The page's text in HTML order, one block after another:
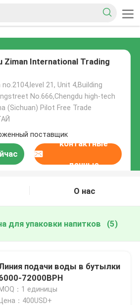
Ziman International Trading
no.2104,level 21, Unit 4,Building
No.666,Chengdu high-tech
(Sichuan) Pilot Free Trade
поставщик
контактные
данные
О нас
для упаковки напитков (5)
подачи воды в бутылки
72000BPH
MOQ：1 единицы
Цена：400USD+